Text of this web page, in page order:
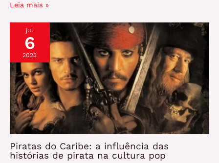
Leia mais »
jul
6
2023
Piratas do Caribe: a influência das
histórias de pirata na cultura pop